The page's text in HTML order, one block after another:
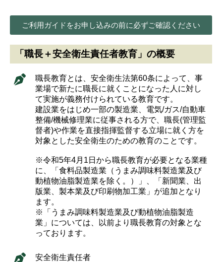
ご利用ガイドをお申し込みの前に必ずご確認ください
「職長＋安全衛生責任者教育」の概要
職長教育とは、安全衛生法第60条によって、事
業場で新たに職長に就くことになった人に対し
て実施が義務付けられている教育です。
建設業をはじめ一部の製造業、電気/ガス/自動車
整備/機械修理業に従事される方で、職長(管理監
督者)や作業を直接指揮監督する立場に就く方を
対象とした安全衛生のための教育のことです。
※令和5年4月1日から職長教育が必要となる業種
に、「食料品製造業（うまみ調味料製造業及び
動植物油脂製造業を除く。）」、「新聞業、出
版業、製本業及び印刷物加工業」が追加となり
ます。
※「うまみ調味料製造業及び動植物油脂製造
業」については、以前より職長教育の対象とな
っております。
安全衛生責任者